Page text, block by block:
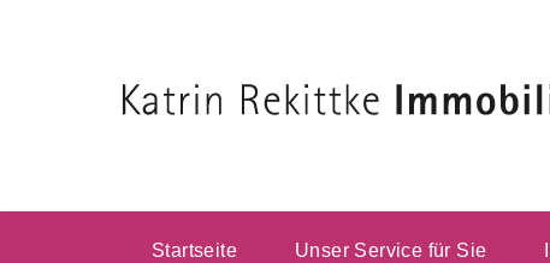
Startseite Unser Service für Sie